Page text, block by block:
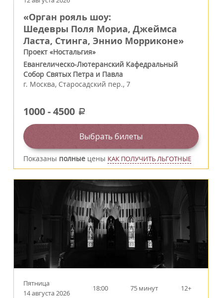
«Орган рояль шоу:
Шедевры Поля Мориа, Джеймса
Ласта, Стинга, Эннио Морриконе»
Проект «Ностальгия»
Евангелическо-Лютеранский Кафедральный
Собор Святых Петра и Павла
г. Москва, Старосадский пер., 7
1000-4500 a
Выбрать билеты
Показаны полные цены КАК ПОЛУЧИТЬ ЛЬГОТНЫЕ
Пятница
14 августа 2026
18:00 75 минут 12+